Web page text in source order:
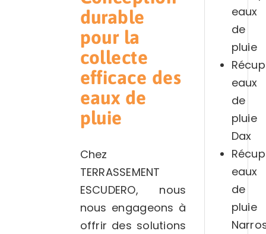
durable
pour la
collecte
efficace des
eaux de
pluie
Chez
TERRASSEMENT
ESCUDERO, nous
nous engageons à
offrir des solutions
eaux
de
pluie
eaux
de
pluie
Dax
eaux
de
pluie